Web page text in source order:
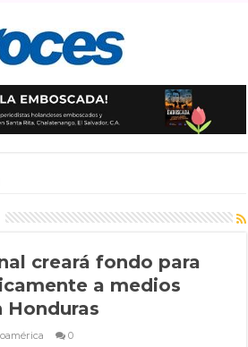
creará fondo para
a medios
Honduras
0